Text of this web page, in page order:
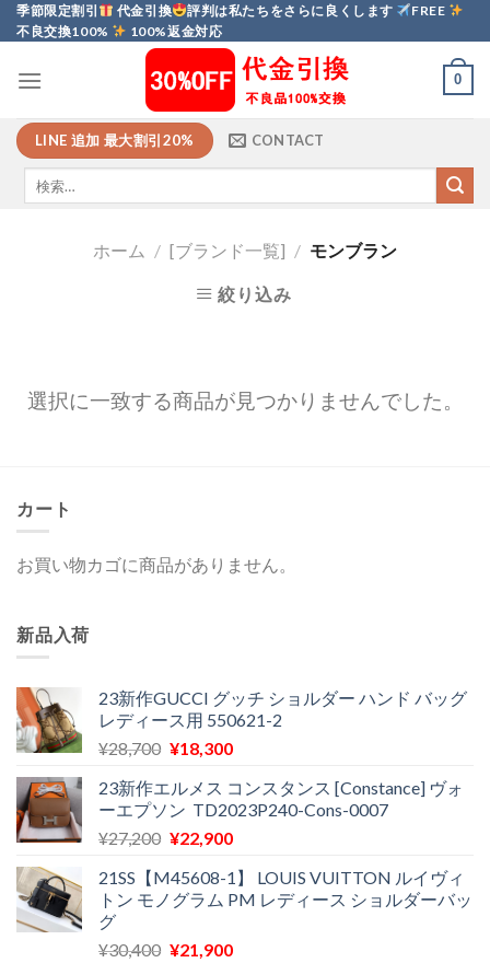
Skip
to
季節限定割引 代金引換 評判は私たちをさらに良くします
FREE
不良交換100%
100%返金対応
0
LINE 追加 最大割引20% CONTACT
ホーム / [ブランド一覧] / モンブラン
絞り込み
選択に一致する商品が見つかりませんでした。
カート
お買い物カゴに商品がありません。
新品入荷
23新作GUCCI グッチ ショルダー ハンド バッグ
レディース用 550621-2
¥28,700 元
価
格
は
で
し
¥18,300現
の
価
格
¥18,300
で
23新作エルメス コンスタンス [Constance] ヴォ
ーエプソン TD2023P240-Cons-0007
¥27,200 元
価
格
¥27,200
¥22,900現
の
価
は
21SS【M45608-1】 LOUIS VUITTON ルイヴィ
トン モノグラム PM レディース ショルダーバッ
グ
¥30,400 元
¥21,900現